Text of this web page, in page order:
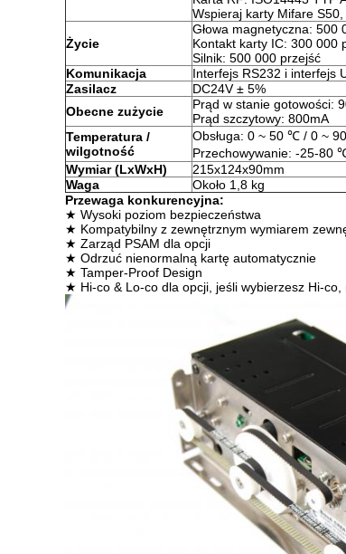
Wspieraj karty Mifare S50,
Życie
Głowa magnetyczna: 500
Kontakt karty IC: 300 000
Silnik: 500 000 przejść
Komunikacja
Interfejs RS232 i interfejs
Zasilacz
DC24V ± 5%
Obecne zużycie
Prąd w stanie gotowości:
Prąd szczytowy: 800mA
Temperatura /
wilgotność
Obsługa: 0 ~ 50 ℃ / 0 ~
Przechowywanie: -25-80
Wymiar (LxWxH)
215x124x90mm
Waga
Około 1,8 kg
Przewaga konkurencyjna:
★ Wysoki poziom bezpieczeństwa
★ Kompatybilny z zewnętrznym wymiarem
★ Zarząd PSAM dla opcji
★ Odrzuć nienormalną kartę automatycznie
★ Tamper-Proof Design
★ Hi-co & Lo-co dla opcji, jeśli wybierzesz Hi-